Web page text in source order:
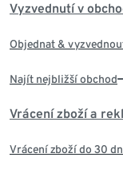
Vyzvednutí v
Objednat &
Najít nejbližší obchod
Vrácení zboží a
Vrácení zboží do 30